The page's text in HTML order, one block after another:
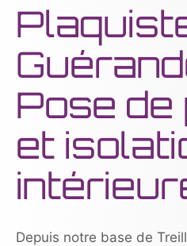
Pose de
et
Depuis notre base de